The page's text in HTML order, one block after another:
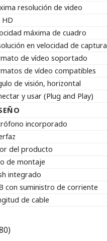
resolución de video
HD
máxima de cuadro
en velocidad de captura
de vídeo soportado
de vídeo compatibles
de visión, horizontal
y usar (Plug and Play)
incorporado
del producto
de montaje
integrado
con suministro de corriente
de cable